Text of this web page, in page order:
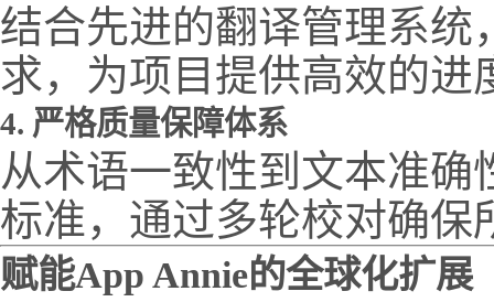
结合先进的翻译管理系统
求，为项目提供高效的进
4. 严格质量保障体系
从术语一致性到文本准
标准，通过多轮校对确保
赋能App Annie的全球化扩展